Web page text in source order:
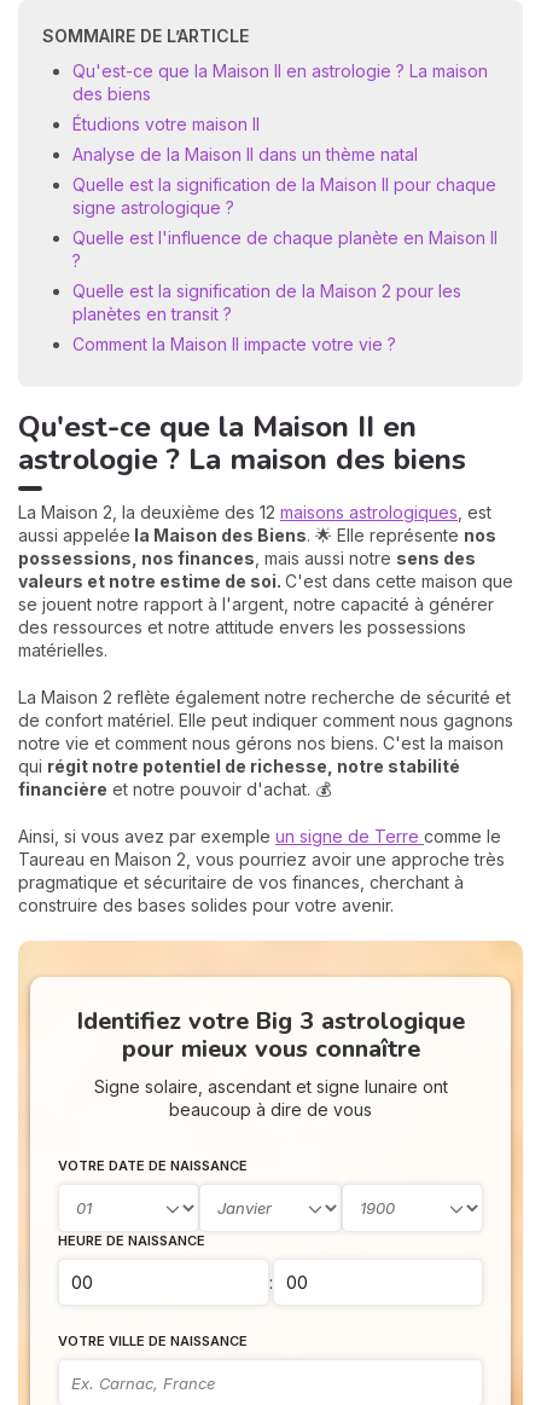
SOMMAIRE DE L’ARTICLE
Qu'est-ce que la Maison II en astrologie ? La maison
des biens
Étudions votre maison II
Analyse de la Maison II dans un thème natal
Quelle est la signification de la Maison II pour chaque
signe astrologique ?
Quelle est l'influence de chaque planète en Maison II
?
Quelle est la signification de la Maison 2 pour les
planètes en transit ?
Comment la Maison II impacte votre vie ?
Qu'est-ce que la Maison II en
astrologie ? La maison des biens
La Maison 2, la deuxième des 12 maisons astrologiques , est
aussi appelée la Maison des Biens. 🌟 Elle représente nos
possessions, nos finances , mais aussi notre sens des
valeurs et notre estime de soi. C'est dans cette maison que
se jouent notre rapport à l'argent, notre capacité à générer
des ressources et notre attitude envers les possessions
matérielles.
La Maison 2 reflète également notre recherche de sécurité et
de confort matériel. Elle peut indiquer comment nous gagnons
notre vie et comment nous gérons nos biens. C'est la maison
qui régit notre potentiel de richesse, notre stabilité
financière et notre pouvoir d'achat. 💰
Ainsi, si vous avez par exemple un signe de Terre comme le
Taureau en Maison 2, vous pourriez avoir une approche très
pragmatique et sécuritaire de vos finances, cherchant à
construire des bases solides pour votre avenir.
Identifiez votre Big 3 astrologique
pour mieux vous connaître
Signe solaire, ascendant et signe lunaire ont
beaucoup à dire de vous
VOTRE DATE DE NAISSANCE
HEURE DE NAISSANCE
:
VOTRE VILLE DE NAISSANCE